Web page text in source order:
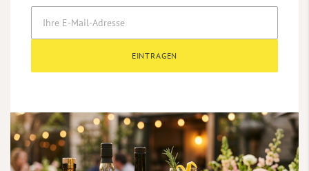
EINTRAGEN